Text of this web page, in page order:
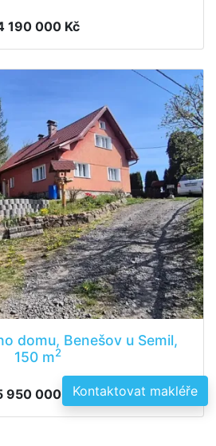
190 000 Kč
domu, Benešov u Semil,
150 m2
950 000 KčKontaktovat makléře